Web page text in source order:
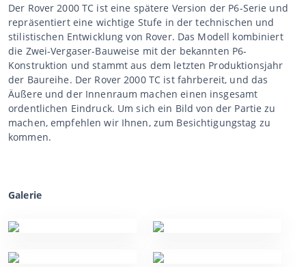
Der Rover 2000 TC ist eine spätere Version der P6-Serie und
repräsentiert eine wichtige Stufe in der technischen und
stilistischen Entwicklung von Rover. Das Modell kombiniert
die Zwei-Vergaser-Bauweise mit der bekannten P6-
Konstruktion und stammt aus dem letzten Produktionsjahr
der Baureihe. Der Rover 2000 TC ist fahrbereit, und das
Äußere und der Innenraum machen einen insgesamt
ordentlichen Eindruck. Um sich ein Bild von der Partie zu
machen, empfehlen wir Ihnen, zum Besichtigungstag zu
kommen.
Galerie